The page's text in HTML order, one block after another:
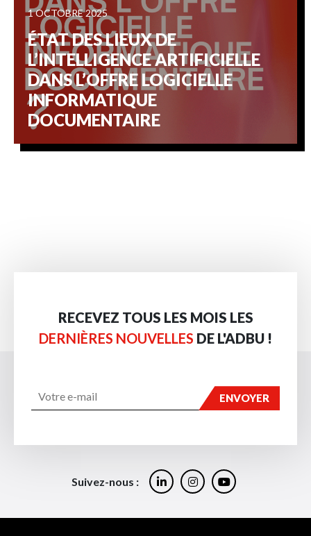
1 OCTOBRE 2025
ÉTAT DES LIEUX DE
L’INTELLIGENCE ARTIFICIELLE
DANS L’OFFRE LOGICIELLE
INFORMATIQUE
DOCUMENTAIRE
RECEVEZ TOUS LES MOIS LES
DERNIÈRES NOUVELLES DE L'ADBU !
Suivez-nous :